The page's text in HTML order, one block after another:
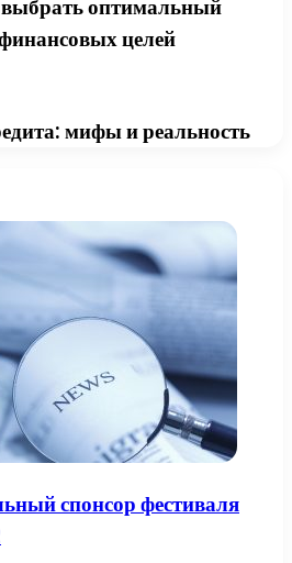
оптимальный
целей
мифы и реальность
спонсор фестиваля